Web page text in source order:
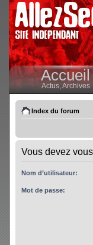
Accueil
Actus,Archives
Index du forum
Vous devez
Nom d’utilisateur:
Mot de passe: